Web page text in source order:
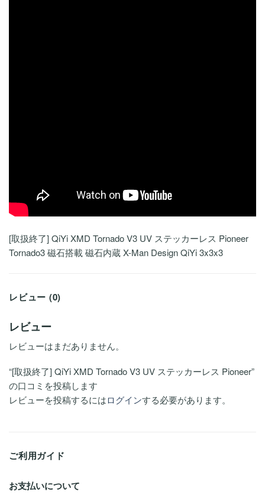
[取扱終了] QiYi XMD Tornado V3 UV ステッカーレス Pioneer
Tornado3 磁石搭載 磁石内蔵 X-Man Design QiYi 3x3x3
レビュー (0)
レビュー
レビューはまだありません。
“[取扱終了] QiYi XMD Tornado V3 UV ステッカーレス Pioneer”
の口コミを投稿します
レビューを投稿するにはログインする必要があります。
ご利用ガイド
お支払いについて